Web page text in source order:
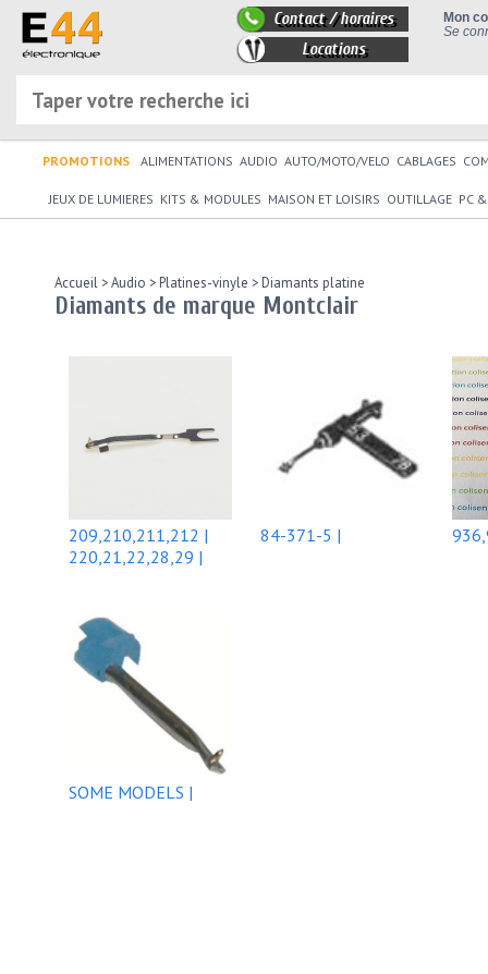
Mon
Se
Contact / horaires
Locations
PROMOTIONS ALIMENTATIONS AUDIO AUTO/MOTO/VELO CABLAGES
JEUX DE LUMIERES KITS & MODULES MAISON ET LOISIRS OUTILLAGE PC
Accueil >Audio >Platines-vinyle >Diamants platine
Diamants de marque Montclair
209,210,211,212 |
220,21,22,28,29 |
84-371-5 |
SOME MODELS |